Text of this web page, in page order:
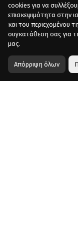
cookies για να
επισκεψιμότητα στην
και του περιεχομένου
συγκατάθεση σας για
μας.
Απόρριψη όλων